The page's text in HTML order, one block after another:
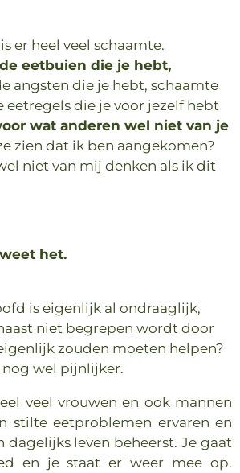
er heel veel schaamte.
eetbuien die je hebt,
angsten die je hebt, schaamte
eetregels die je voor jezelf hebt
wat anderen wel niet van je
zien dat ik ben aangekomen?
niet van mij denken als ik dit
het.
is eigenlijk al ondraaglijk,
niet begrepen wordt door
zouden moeten helpen?
nog wel pijnlijker.
veel vrouwen en ook mannen
stilte eetproblemen ervaren en
dagelijks leven beheerst. Je gaat
en je staat er weer mee op.